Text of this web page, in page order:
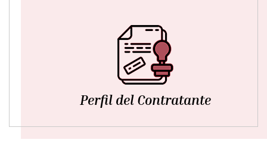
Perfil del Contratante